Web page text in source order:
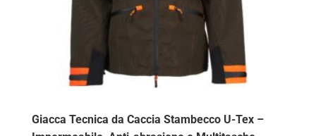
Giacca Tecnica da Caccia Stambecco U-Tex –